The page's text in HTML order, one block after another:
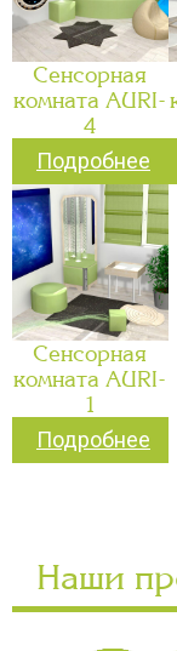
Сенсорная
комната AURI-
4
Подробнее
Сенсорная
комната AURI-
1
Подробнее
Наши